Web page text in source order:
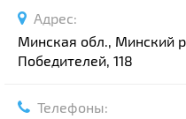
Адрес:
Минская обл., Минский
Победителей, 118
Телефоны: